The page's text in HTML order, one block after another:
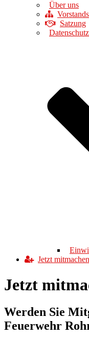
Über uns
Satzung
Jetzt mitmachen
Jetzt
Werden Sie
Feuerwehr